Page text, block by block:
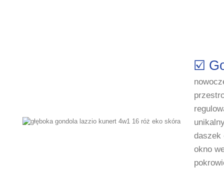
☑️
daszek
okno